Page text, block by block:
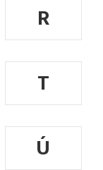
R
T
Ú